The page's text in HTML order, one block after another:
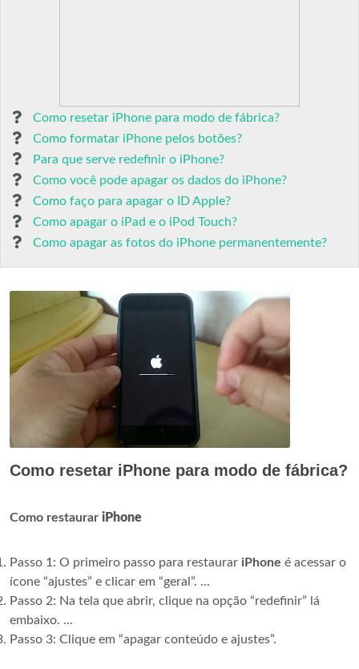
Como resetar iPhone para modo de fábrica?
Como formatar iPhone pelos botões?
Para que serve redefinir o iPhone?
Como você pode apagar os dados do iPhone?
Como faço para apagar o ID Apple?
Como apagar o iPad e o iPod Touch?
Como apagar as fotos do iPhone permanentemente?
Como resetar iPhone para modo de fábrica?
Como restaurar iPhone
Passo 1: O primeiro passo para restaurar iPhone é acessar o
ícone “ajustes” e clicar em “geral”. ...
Passo 2: Na tela que abrir, clique na opção “redefinir” lá
embaixo. ...
Passo 3: Clique em “apagar conteúdo e ajustes”.